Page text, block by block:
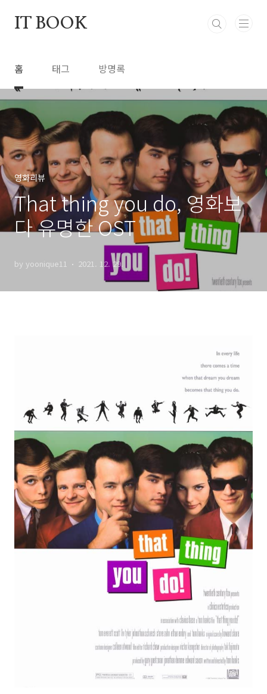
IT BOOK
홈 태그 방명록
영화리뷰
That thing you do, 영화보
다 유명한 OST
by yoonique11 2021. 12. 29.